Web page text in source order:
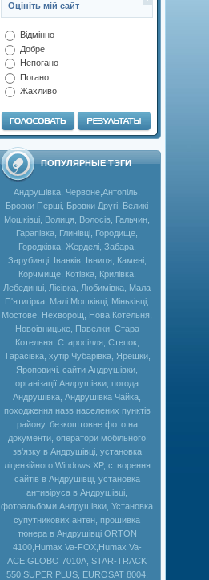
Оцініть мій сайт
Відмінно
Добре
Непогано
Погано
Жахливо
ПОПУЛЯРНЫЕ ТЭГИ
Андрушівка, Червоне,Антопіль,
Бровки Перші, Бровки Другі, Великі
Мошківці, Волиця, Волосів, Гальчин,
Гарапівка, Глинівці, Городище,
Городківка, Жерделі, Забара,
Зарубинці, Іванків, Івниця, Камені,
Корчмище, Котівка, Крилівка,
Лебединці, Лісівка, Любимівка, Мала
П'ятигірка, Малі Мошківці, Міньківці,
Мостове, Нехворощ, Нова Котельня,
Новоівницьке, Павелки, Стара
Котельня, Старосілля, Степок,
Тарасівка, хутір Чубарівка, Ярешки,
Яроповичі. сайти Андрушівки,
організації Андрушівки, погода
Андрушівка, Андрушівка Чайка,
походження назв населених пунктів
району, безкоштовне фото на
документи, оператори мобільного
зв'язку в Андрушівці, установка
ліцензійного Windows XP, створення
сайтів в Андрушівці, установка
антивіруса в Андрушівці,
фотоальбоми Андрушівки, Установка
супутникових антен, прошивка
тюнера в Андрушівці ORTON
4100,Humax Va-FOX,Нumax Va-
ACE,GLOBO 7010A, STAR-TRACK
550 SUPER PLUS, EUROSAT 8004,